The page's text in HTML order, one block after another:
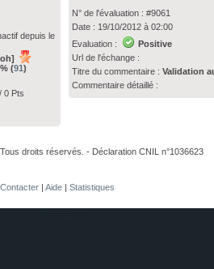
depuis le
(91)
0 Pts
N° de l'évaluation : #9061
Date : 19/10/2012 à 02:00
Evaluation :
Positive
Url de l'échange :
Titre du commentaire :Validation
Commentaire détaillé :
droits réservés. - Déclaration CNIL n°1036623
| Aide | Statistiques